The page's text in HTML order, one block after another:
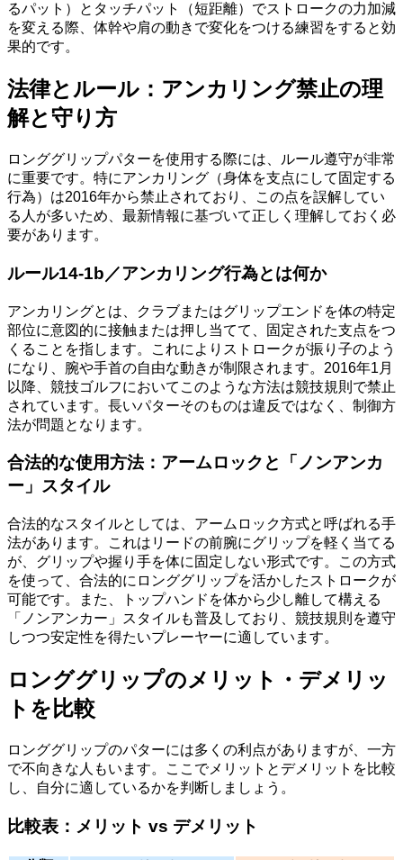
るパット）とタッチパット（短距離）でストロークの力加減
を変える際、体幹や肩の動きで変化をつける練習をすると効
果的です。
法律とルール：アンカリング禁止の理
解と守り方
ロンググリップパターを使用する際には、ルール遵守が非常
に重要です。特にアンカリング（身体を支点にして固定する
行為）は2016年から禁止されており、この点を誤解してい
る人が多いため、最新情報に基づいて正しく理解しておく必
要があります。
ルール14-1b／アンカリング行為とは何か
アンカリングとは、クラブまたはグリップエンドを体の特定
部位に意図的に接触または押し当てて、固定された支点をつ
くることを指します。これによりストロークが振り子のよう
になり、腕や手首の自由な動きが制限されます。2016年1月
以降、競技ゴルフにおいてこのような方法は競技規則で禁止
されています。長いパターそのものは違反ではなく、制御方
法が問題となります。
合法的な使用方法：アームロックと「ノンアンカ
ー」スタイル
合法的なスタイルとしては、アームロック方式と呼ばれる手
法があります。これはリードの前腕にグリップを軽く当てる
が、グリップや握り手を体に固定しない形式です。この方式
を使って、合法的にロンググリップを活かしたストロークが
可能です。また、トップハンドを体から少し離して構える
「ノンアンカー」スタイルも普及しており、競技規則を遵守
しつつ安定性を得たいプレーヤーに適しています。
ロンググリップのメリット・デメリッ
トを比較
ロンググリップのパターには多くの利点がありますが、一方
で不向きな人もいます。ここでメリットとデメリットを比較
し、自分に適しているかを判断しましょう。
比較表：メリット vs デメリット